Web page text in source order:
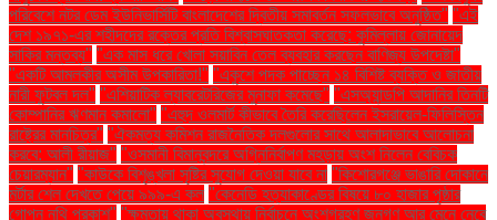
পরিবেশে নটর ডেম ইউনিভার্সিটি বাংলাদেশের দ্বিতীয় সমাবর্তন সফলভাবে অনুষ্ঠিত" "এই
দেশ ১৯৭১-এর শহীদদের রক্তের প্রতি বিশ্বাসঘাতকতা করেছে: কুমিল্লায় জোনায়েদ
সাকির মন্তব্য" "এক মাস ধরে খোলা সয়াবিন তেল ব্যবহার করছেন বাণিজ্য উপদেষ্টা"
"একটি আমলকীর অসীম উপকারিতা!" "একুশে পদক পাচ্ছেন ১৪ বিশিষ্ট ব্যক্তি ও জাতীয়
নারী ফুটবল দল" "এশিয়াটিক ল্যাবরেটরিজের মুনাফা কমেছে" "এসঅ্যান্ডপি আদানির তিনটি
কোম্পানির ঋণমান কমালো" "এহুদ ওলমার্ট কীভাবে তৈরি করেছিলেন ইসরায়েল-ফিলিস্তিন
রাষ্ট্রের মানচিত্র" "ঐকমত্য কমিশন রাজনৈতিক দলগুলোর সাথে আলাদাভাবে আলোচনা
করবে: আলী রীয়াজ" "ওসমানী বিমানবন্দরে অগ্নিনির্বাপণ মহড়ায় অংশ নিলেন বেবিচক
চেয়ারম্যান" "কাউকে বিশৃঙ্খলা সৃষ্টির সুযোগ দেওয়া যাবে না "কিশোরগঞ্জে ভাঙারি দোকানে
মর্টার শেল দেখতে পেয়ে ৯৯৯-এ কল "কেনেডি হত্যাকাণ্ডের বিষয়ে ৮০ হাজার পৃষ্ঠার
গোপন নথি প্রকাশ" "ক্ষমতায় থাকা অবস্থায় নির্বাচনে অংশগ্রহণ জনগণ আর মেনে নেবে